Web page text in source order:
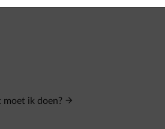
moet ik doen?